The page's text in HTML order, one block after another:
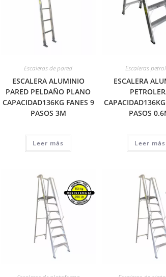
Escaleras de pared
ESCALERA ALUMINIO
PARED PELDAÑO PLANO
CAPACIDAD136KG FANES 9
PASOS 3M
Leer más
Escaleras
ESCALERA
PASOS
Leer más